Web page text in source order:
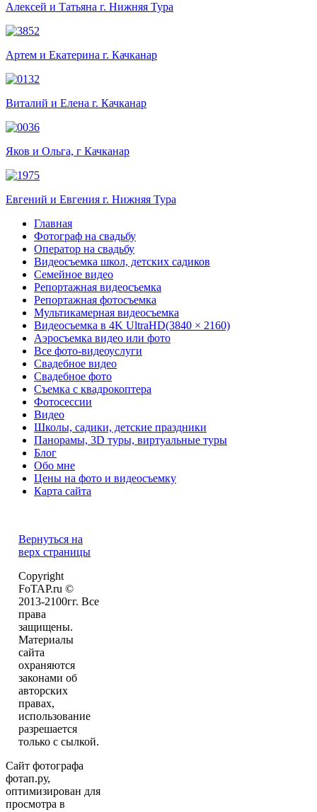
Алексей и Татьяна г. Нижняя Тура
Артем и Екатерина г. Качканар
Виталий и Елена г. Качканар
Яков и Ольга, г Качканар
Евгений и Евгения г. Нижняя Тура
Главная
Фотограф на свадьбу
Оператор на свадьбу
Видеосъемка школ, детских садиков
Семейное видео
Репортажная видеосъемка
Репортажная фотосъемка
Мультикамерная видеосъемка
Видеосъемка в 4K UltraHD(3840 × 2160)
Аэросъемка видео или фото
Все фото-видеоуслуги
Свадебное видео
Свадебное фото
Съемка с квадрокоптера
Фотосессии
Видео
Школы, садики, детские праздники
Панорамы, 3D туры, виртуальные туры
Блог
Обо мне
Цены на фото и видеосъемку
Карта сайта
Вернуться на
верх страницы
Copyright
FoTAP.ru ©
2013-2100гг. Все
права
защищены.
Материалы
сайта
охраняются
законами об
авторских
правах,
использование
разрешается
только с сылкой.
Сайт фотографа
фотап.ру,
оптимизирован для
просмотра в